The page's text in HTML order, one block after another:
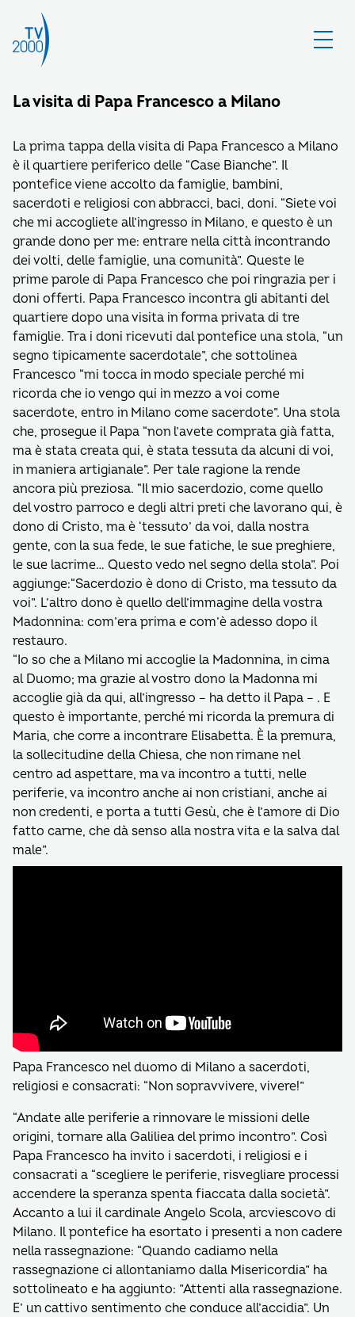
La visita di Papa Francesco a Milano
La prima tappa della visita di Papa Francesco a Milano
è il quartiere periferico delle “Case Bianche”. Il
pontefice viene accolto da famiglie, bambini,
sacerdoti e religiosi con abbracci, baci, doni. “Siete voi
che mi accogliete all’ingresso in Milano, e questo è un
grande dono per me: entrare nella città incontrando
dei volti, delle famiglie, una comunità”. Queste le
prime parole di Papa Francesco che poi ringrazia per i
doni offerti. Papa Francesco incontra gli abitanti del
quartiere dopo una visita in forma privata di tre
famiglie. Tra i doni ricevuti dal pontefice una stola, “un
segno tipicamente sacerdotale”, che sottolinea
Francesco “mi tocca in modo speciale perché mi
ricorda che io vengo qui in mezzo a voi come
sacerdote, entro in Milano come sacerdote”. Una stola
che, prosegue il Papa “non l’avete comprata già fatta,
ma è stata creata qui, è stata tessuta da alcuni di voi,
in maniera artigianale”. Per tale ragione la rende
ancora più preziosa. “Il mio sacerdozio, come quello
del vostro parroco e degli altri preti che lavorano qui, è
dono di Cristo, ma è ‘tessuto’ da voi, dalla nostra
gente, con la sua fede, le sue fatiche, le sue preghiere,
le sue lacrime… Questo vedo nel segno della stola”. Poi
aggiunge:“Sacerdozio è dono di Cristo, ma tessuto da
voi”. L’altro dono è quello dell’immagine della vostra
Madonnina: com’era prima e com’è adesso dopo il
restauro.
“Io so che a Milano mi accoglie la Madonnina, in cima
al Duomo; ma grazie al vostro dono la Madonna mi
accoglie già da qui, all’ingresso – ha detto il Papa – . E
questo è importante, perché mi ricorda la premura di
Maria, che corre a incontrare Elisabetta. È la premura,
la sollecitudine della Chiesa, che non rimane nel
centro ad aspettare, ma va incontro a tutti, nelle
periferie, va incontro anche ai non cristiani, anche ai
non credenti, e porta a tutti Gesù, che è l’amore di Dio
fatto carne, che dà senso alla nostra vita e la salva dal
male”.
Papa Francesco nel duomo di Milano a sacerdoti,
religiosi e consacrati: “Non sopravvivere, vivere!”
“Andate alle periferie a rinnovare le missioni delle
origini, tornare alla Galiliea del primo incontro”. Così
Papa Francesco ha invito i sacerdoti, i religiosi e i
consacrati a “scegliere le periferie, risvegliare processi
accendere la speranza spenta fiaccata dalla società”.
Accanto a lui il cardinale Angelo Scola, arcviescovo di
Milano. Il pontefice ha esortato i presenti a non cadere
nella rassegnazione: “Quando cadiamo nella
rassegnazione ci allontaniamo dalla Misericordia” ha
sottolineato e ha aggiunto: ”Attenti alla rassegnazione.
E’ un cattivo sentimento che conduce all’accidia”. Un